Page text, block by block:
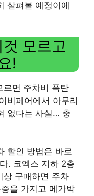
살펴볼 예정이에
모르고
!
르면 주차비 폭탄
비페어에서 아무리
없다는 사실… 충
할인 방법은 바로
. 코엑스 지하 2층
상 구매하면 주차
을 가지고 메가박